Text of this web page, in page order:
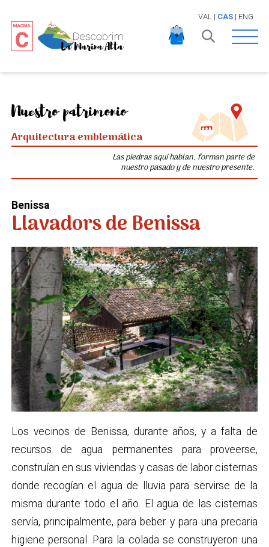
VAL | CAS| ENG
Open
Nuestro patrimonio
Arquitectura emblemática
Las piedras aquí hablan, forman parte de
nuestro pasado y de nuestro presente.
Benissa
Llavadors de Benissa
Los vecinos de Benissa, durante años, y a falta de
recursos de agua permanentes para proveerse,
construían en sus viviendas y casas de labor cisternas
donde recogían el agua de lluvia para servirse de la
misma durante todo el año. El agua de las cisternas
servía, principalmente, para beber y para una precaria
higiene personal. Para la colada se construyeron una